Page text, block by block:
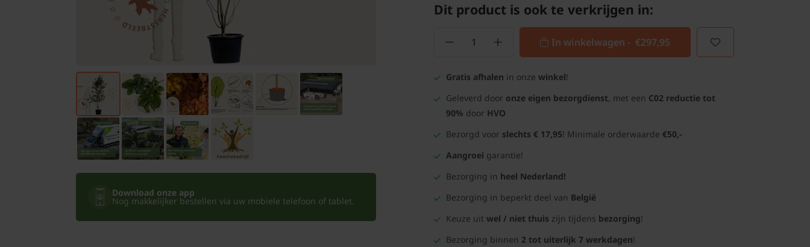
Leibomen
Kamerplanten
Bloempotten
Download onze app
Nog makkelijker bestellen via uw mobiele telefoon of tablet.
Dit product is ook te verkrijgen in:
In winkelwagen - €297,95
Gratis afhalen in onze winkel!
Geleverd door onze eigen bezorgdienst, met een C02 reductie tot
90% door HVO
Bezorgd voor slechts € 17,95! Minimale orderwaarde €50,-
Aangroei garantie!
Bezorging in heel Nederland!
Bezorging in beperkt deel van België
Keuze uit wel / niet thuis zijn tijdens bezorging!
Bezorging binnen 2 tot uiterlijk 7 werkdagen!